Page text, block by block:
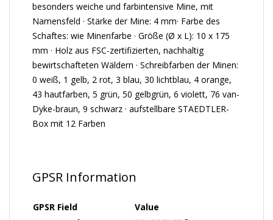
besonders weiche und farbintensive Mine, mit
Namensfeld · Stärke der Mine: 4 mm· Farbe des
Schaftes: wie Minenfarbe · Größe (Ø x L): 10 x 175
mm · Holz aus FSC-zertifizierten, nachhaltig
bewirtschafteten Wäldern · Schreibfarben der Minen:
0 weiß, 1 gelb, 2 rot, 3 blau, 30 lichtblau, 4 orange,
43 hautfarben, 5 grün, 50 gelbgrün, 6 violett, 76 van-
Dyke-braun, 9 schwarz · aufstellbare STAEDTLER-
Box mit 12 Farben
GPSR Information
GPSR Field
Value